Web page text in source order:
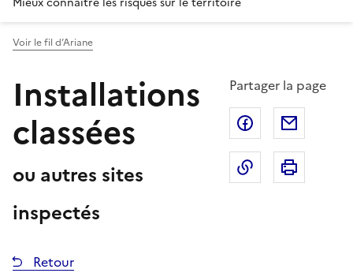
Voir le fil d’Ariane
Installations
classées
ou autres sites
inspectés
Partager la page
Partager sur
Copier dans
Retour